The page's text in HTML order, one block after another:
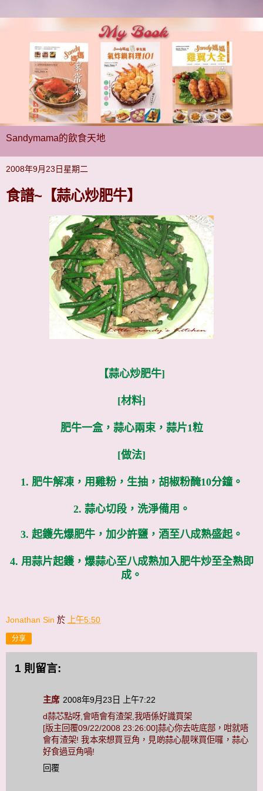
Sandymama的飲食天地
2008年9月23日星期二
食譜~【蒜心炒肥牛】
【蒜心炒肥牛]
[材料]
肥牛一盒，蒜心兩束，蒜片1粒
[做法]
1. 肥牛解凍，用雞粉，生抽，胡椒粉醃10分鐘。
2. 蒜心切段，洗淨備用。
3. 起鑊先爆肥牛，加少許鹽，酒至八成熟盛起。
4. 用蒜片起鑊，爆蒜心至八成熟加入肥牛炒至全熟即
成。
Jonathan Sin 於 上午5:50
分享
1 則留言:
主席 2008年9月23日 上午7:22
d蒜芯點呀,會唔會有渣架,我唔係好識買架
[版主回覆09/22/2008 23:26:00]蒜心你去咗底部，咁就唔
會有渣架! 我本來想買豆角，見啲蒜心靚咪買佢囉，蒜心
好食過豆角喎!
回覆